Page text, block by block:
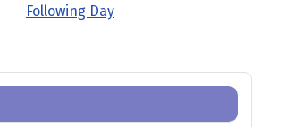
Following Day